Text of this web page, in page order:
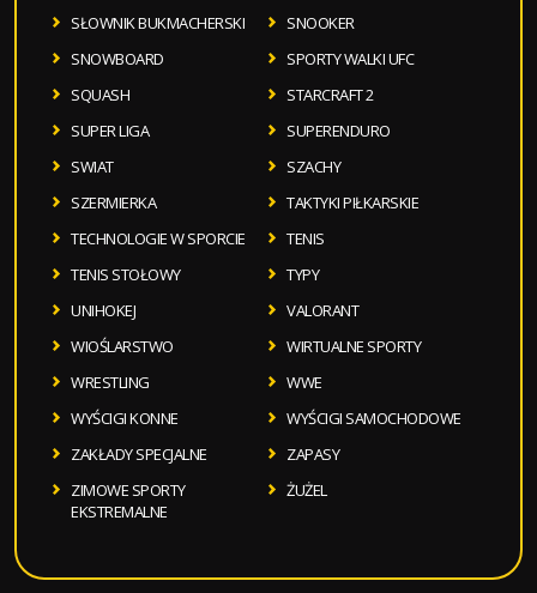
SŁOWNIK BUKMACHERSKI
SNOOKER
SNOWBOARD
SPORTY WALKI UFC
SQUASH
STARCRAFT 2
SUPER LIGA
SUPERENDURO
SWIAT
SZACHY
SZERMIERKA
TAKTYKI PIŁKARSKIE
TECHNOLOGIE W SPORCIE
TENIS
TENIS STOŁOWY
TYPY
UNIHOKEJ
VALORANT
WIOŚLARSTWO
WIRTUALNE SPORTY
WRESTLING
WWE
WYŚCIGI KONNE
WYŚCIGI SAMOCHODOWE
ZAKŁADY SPECJALNE
ZAPASY
ZIMOWE SPORTY
EKSTREMALNE
ŻUŻEL